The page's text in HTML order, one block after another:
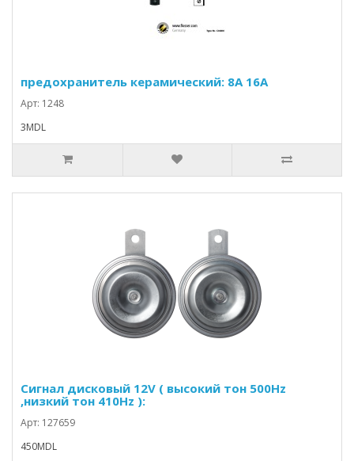
предохранитель керамический: 8A 16A
Арт: 1248
3MDL
Сигнал дисковый 12V ( высокий тон 500Hz
,низкий тон 410Hz ):
Арт: 127659
450MDL